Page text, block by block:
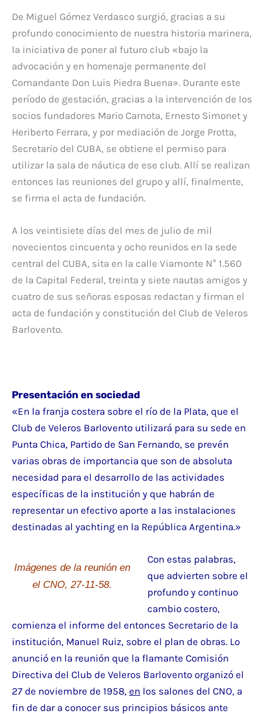
De Miguel Gómez Verdasco surgió, gracias a su
profundo conocimiento de nuestra historia marinera,
la iniciativa de poner al futuro club «bajo la
advocación y en homenaje permanente del
Comandante Don Luis Piedra Buena». Durante este
período de gestación, gracias a la intervención de los
socios fundadores Mario Carnota, Ernesto Simonet y
Heriberto Ferrara, y por mediación de Jorge Protta,
Secretario del CUBA, se obtiene el permiso para
utilizar la sala de náutica de ese club. Allí se realizan
entonces las reuniones del grupo y allí, finalmente,
se firma el acta de fundación.
A los veintisiete días del mes de julio de mil
novecientos cincuenta y ocho reunidos en la sede
central del CUBA, sita en la calle Viamonte N° 1.560
de la Capital Federal, treinta y siete nautas amigos y
cuatro de sus señoras esposas redactan y firman el
acta de fundación y constitución del Club de Veleros
Barlovento.
Presentación en sociedad
«En la franja costera sobre el río de la Plata, que el
Club de Veleros Barlovento utilizará para su sede en
Punta Chica, Partido de San Fernando, se prevén
varias obras de importancia que son de absoluta
necesidad para el desarrollo de las actividades
específicas de la institución y que habrán de
representar un efectivo aporte a las instalaciones
destinadas al yachting en la República Argentina.»
Imágenes de la reunión en
el CNO, 27-11-58.
Con estas palabras,
que advierten sobre el
profundo y continuo
cambio costero,
comienza el informe del entonces Secretario de la
institución, Manuel Ruiz, sobre el plan de obras. Lo
anunció en la reunión que la flamante Comisión
Directiva del Club de Veleros Barlovento organizó el
27 de noviembre de 1958, en los salones del CNO, a
fin de dar a conocer sus principios básicos ante